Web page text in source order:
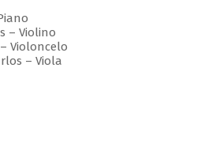
– Violino
Violoncelo
– Viola